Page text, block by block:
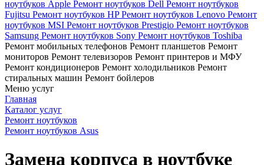
ноутбуков Apple Ремонт ноутбуков Dell Ремонт ноутбуков
Fujitsu Ремонт ноутбуков HPРемонт ноутбуков Lenovo Ремонт
ноутбуков MSI Ремонт ноутбуков Prestigio Ремонт ноутбуков
Samsung Ремонт ноутбуков Sony Ремонт ноутбуков Toshiba
Ремонт мобильных телефонов Ремонт планшетов Ремонт
мониторов Ремонт телевизоров Ремонт принтеров и МФУ
Ремонт кондиционеров Ремонт холодильников Ремонт
стиральных машин Ремонт бойлеров
Меню услуг
Главная
Каталог услуг
Ремонт ноутбуков
Ремонт ноутбуков Asus
Замена корпуса в ноутбуке